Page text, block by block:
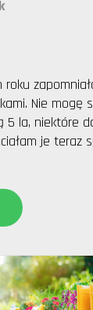
Nie mogę
5 la, niektóre
je teraz